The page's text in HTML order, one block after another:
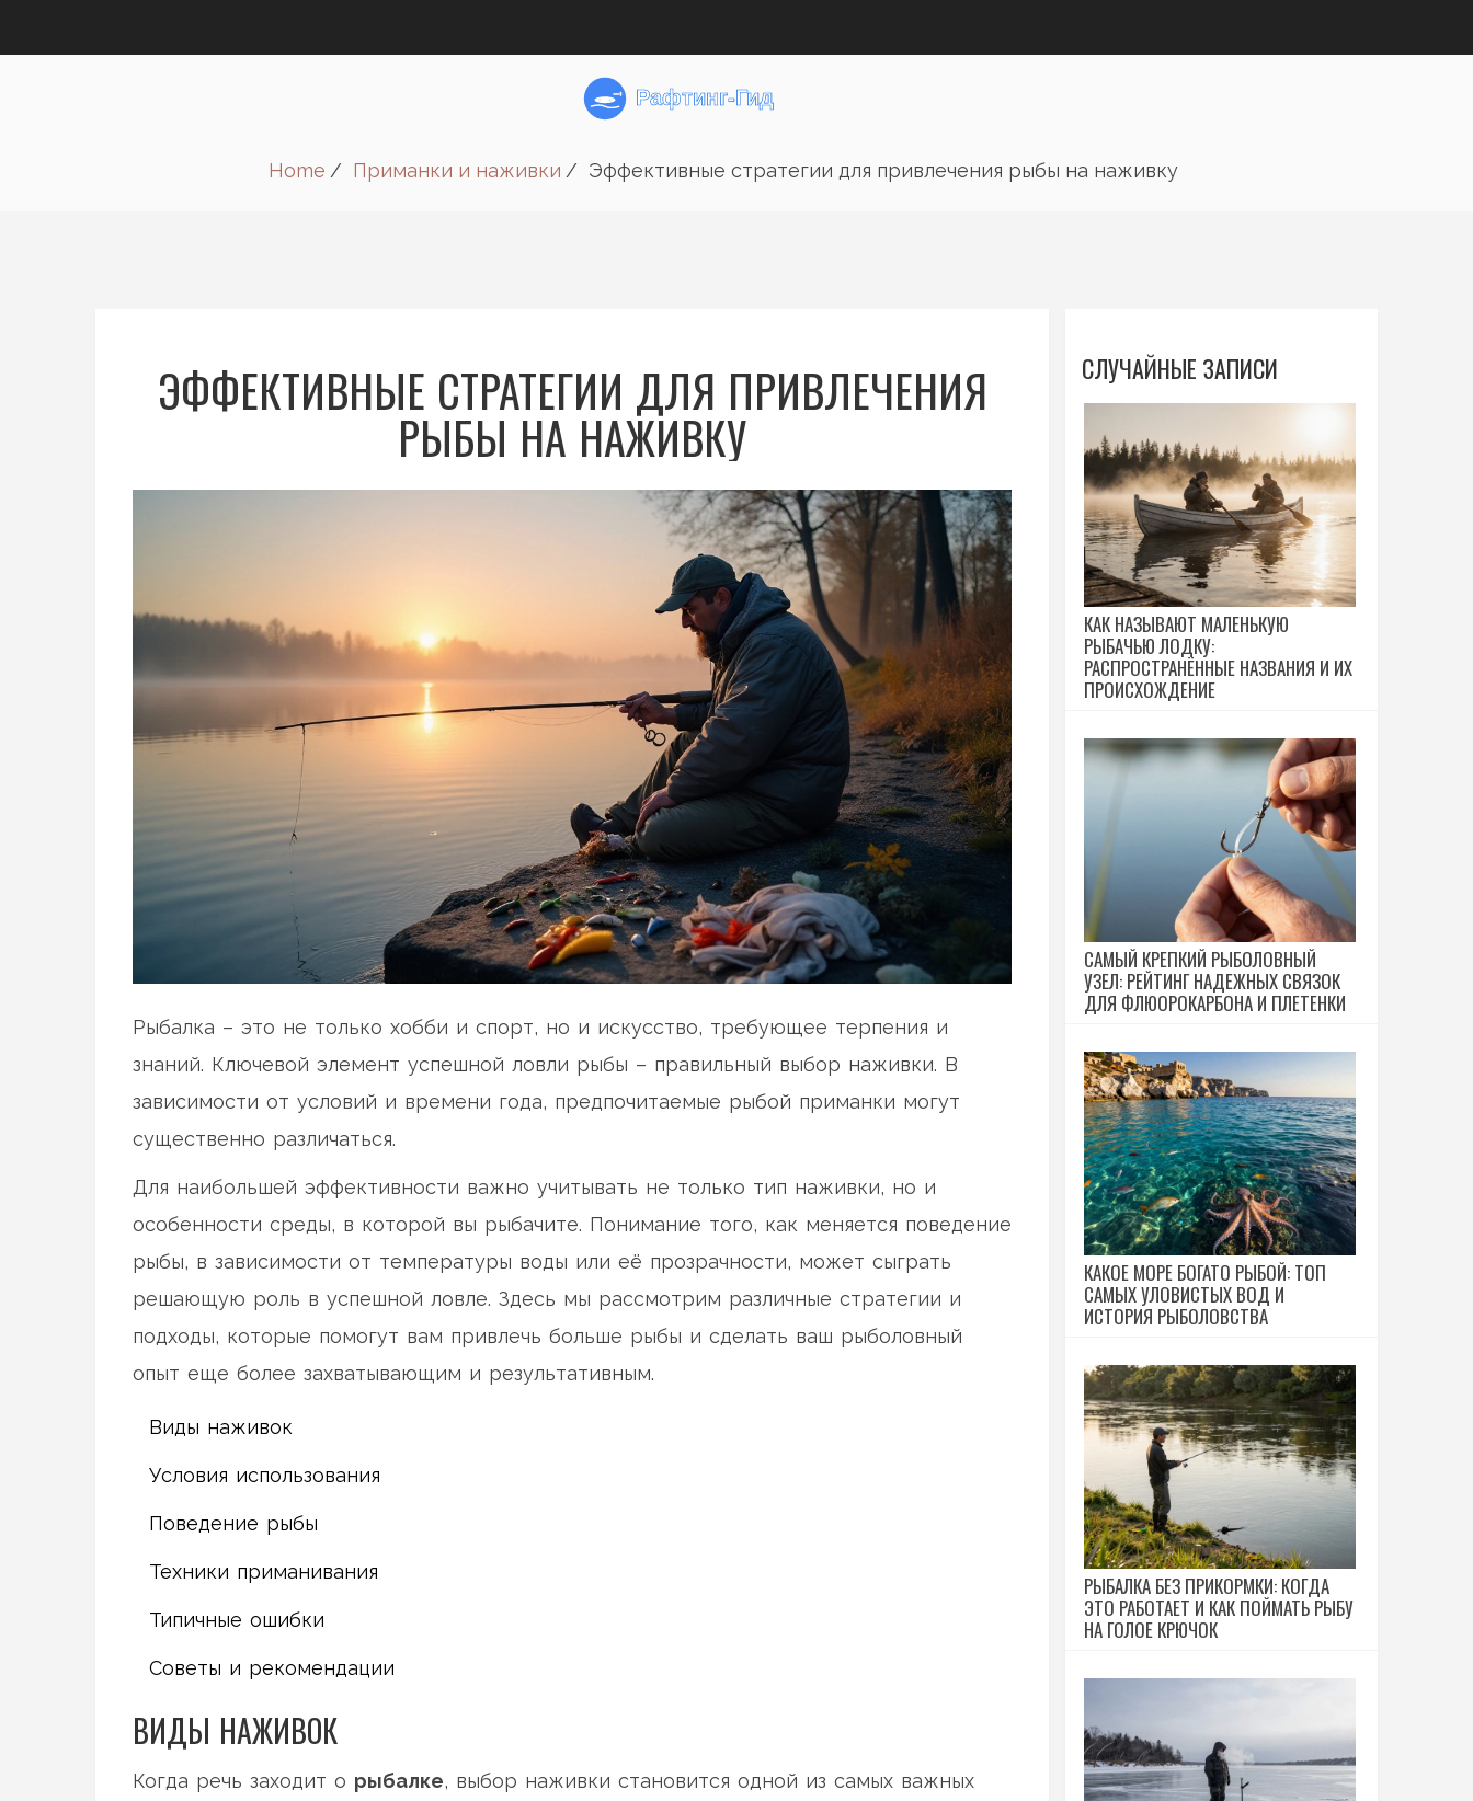
Home Приманки и наживки Эффективные стратегии для привлечения рыбы на наживку
ЭФФЕКТИВНЫЕ СТРАТЕГИИ ДЛЯ ПРИВЛЕЧЕНИЯ
РЫБЫ НА НАЖИВКУ
Рыбалка – это не только хобби и спорт, но и искусство, требующее терпения и
знаний. Ключевой элемент успешной ловли рыбы – правильный выбор наживки. В
зависимости от условий и времени года, предпочитаемые рыбой приманки могут
существенно различаться.
Для наибольшей эффективности важно учитывать не только тип наживки, но и
особенности среды, в которой вы рыбачите. Понимание того, как меняется поведение
рыбы, в зависимости от температуры воды или её прозрачности, может сыграть
решающую роль в успешной ловле. Здесь мы рассмотрим различные стратегии и
подходы, которые помогут вам привлечь больше рыбы и сделать ваш рыболовный
опыт еще более захватывающим и результативным.
Виды наживок
Условия использования
Поведение рыбы
Техники приманивания
Типичные ошибки
Советы и рекомендации
ВИДЫ НАЖИВОК
Когда речь заходит о рыбалке, выбор наживки становится одной из самых важных
СЛУЧАЙНЫЕ ЗАПИСИ
КАК НАЗЫВАЮТ МАЛЕНЬКУЮ
РЫБАЧЬЮ ЛОДКУ:
РАСПРОСТРАНЁННЫЕ НАЗВАНИЯ И ИХ
ПРОИСХОЖДЕНИЕ
САМЫЙ КРЕПКИЙ РЫБОЛОВНЫЙ
УЗЕЛ: РЕЙТИНГ НАДЕЖНЫХ СВЯЗОК
ДЛЯ ФЛЮОРОКАРБОНА И ПЛЕТЕНКИ
КАКОЕ МОРЕ БОГАТО РЫБОЙ: ТОП
САМЫХ УЛОВИСТЫХ ВОД И
ИСТОРИЯ РЫБОЛОВСТВА
РЫБАЛКА БЕЗ ПРИКОРМКИ: КОГДА
ЭТО РАБОТАЕТ И КАК ПОЙМАТЬ РЫБУ
НА ГОЛОЕ КРЮЧОК